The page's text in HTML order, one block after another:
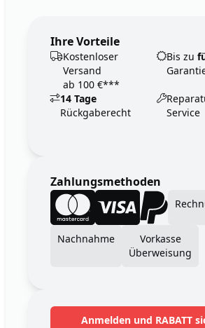
Ihre Vorteile
Kostenloser
Versand
ab 100 €***
Bis zu
14 Tage
Rückgaberecht
Service
Zahlungsmethoden
Nachnahme
Vorkasse
Überweisung
Anmelden und RABATT